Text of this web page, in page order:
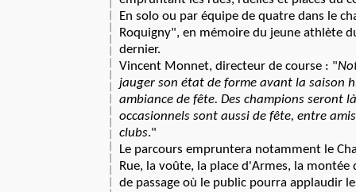
En solo ou par équipe de quatre dans le
Roquigny", en mémoire du jeune athlète
dernier.
Vincent Monnet, directeur de course : "
jauger son état de forme avant la saison
ambiance de fête. Des champions seront
occasionnels sont aussi de fête, entre
clubs."
Le parcours empruntera notamment le
Rue, la voûte, la place d'Armes, la montée
de passage où le public pourra applaudir